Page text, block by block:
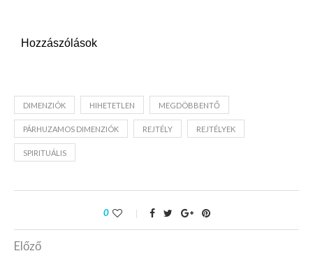
Hozzászólások
DIMENZIÓK HIHETETLEN MEGDÖBBENTŐ
PÁRHUZAMOS DIMENZIÓK REJTÉLY REJTÉLYEK
SPIRITUÁLIS
0
Előző